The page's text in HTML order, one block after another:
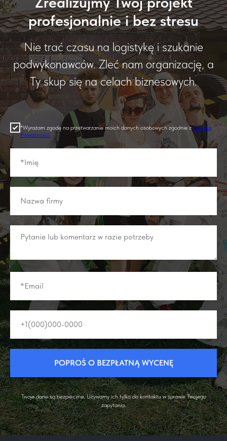
Zrealizujmy Twój projekt
profesjonalnie i bez stresu
Nie trać czasu na logistykę i szukanie
podwykonawców. Zleć nam organizację, a
Ty skup się na celach biznesowych.
*Wyrażam zgodę na przetwarzanie moich danych osobowych zgodnie zPolityką
Prywatności
POPROŚ O BEZPŁATNĄ WYCENĘ
Twoje dane są bezpieczne. Używamy ich tylko do kontaktu w sprawie Twojego
zapytania.